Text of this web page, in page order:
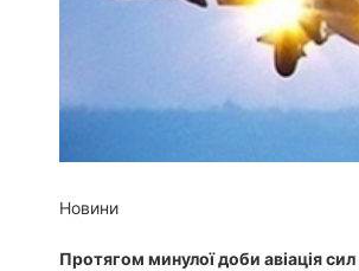
Новини
Протягом минулої доби авіація